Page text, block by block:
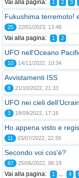
Vai alla pagina: 1 2 3
Fukushima terremoto!
25 22/01/2023, 13:48
Vai alla pagina: 1 2
UFO nell'Oceano
10 14/11/2022, 10:34
Avvistamenti ISS
8 21/10/2022, 21:33
UFO nei cieli
3 18/09/2022, 17:16
Ho appena visto e
11 03/07/2022, 22:39
Secondo voi cos'è?
87 25/06/2022, 06:19
Vai alla pagina: 1 ... 4